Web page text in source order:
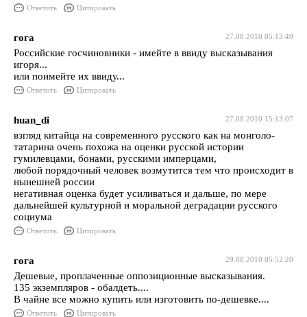
Ответить Цитировать
27.08.2010 05:13:49
гога
Российские госчиновники - имейте в ввиду высказывания
игоря...
или поимейте их ввиду...
Ответить Цитировать
27.08.2010 15:13:07
huan_di
взгляд китайца на современного русского как на монголо-
татарина очень похожа на оценки русской истории
гумилевцами, бонами, русскими имперцами,
любой порядочный человек возмутится тем что происходит в
нынешней россии
негативная оценка будет усиливаться и дальше, по мере
дальнейшей культурной и моральной деградации русского
социума
Ответить Цитировать
29.08.2010 05:52:20
гога
Дешевые, проплаченные оппозиционные высказывания.
135 экземпляров - обалдеть....
В чайне все можно купить или изготовить по-дешевке....
Ответить Цитировать